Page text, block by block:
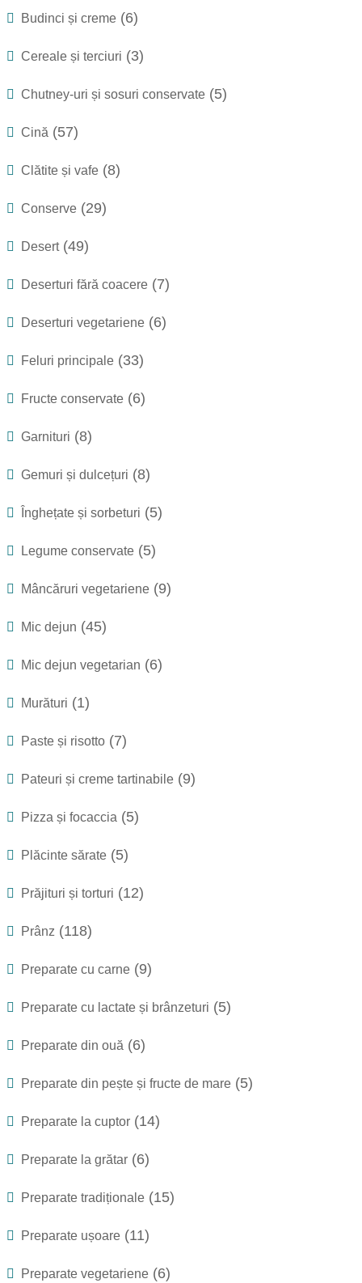
Budinci și creme (6)
Cereale și terciuri (3)
Chutney-uri și sosuri conservate (5)
Cină (57)
Clătite și vafe (8)
Conserve (29)
Desert(49)
Deserturi fără coacere (7)
Deserturi vegetariene (6)
Feluri principale (33)
Fructe conservate (6)
Garnituri (8)
Gemuri și dulcețuri (8)
Înghețate și sorbeturi (5)
Legume conservate (5)
Mâncăruri vegetariene (9)
Mic dejun (45)
Mic dejun vegetarian (6)
Murături (1)
Paste și risotto (7)
Pateuri și creme tartinabile (9)
Pizza și focaccia (5)
Plăcinte sărate (5)
Prăjituri și torturi (12)
Prânz (118)
Preparate cu carne (9)
Preparate cu lactate și brânzeturi (5)
Preparate din ouă (6)
Preparate din pește și fructe de mare (5)
Preparate la cuptor (14)
Preparate la grătar (6)
Preparate tradiționale (15)
Preparate ușoare (11)
Preparate vegetariene (6)